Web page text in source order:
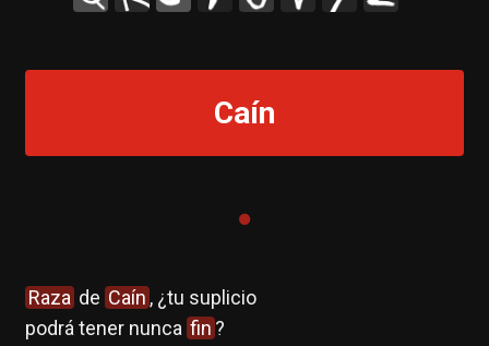
Caín
Raza de Caín , ¿tu suplicio
podrá tener nunca fin ?